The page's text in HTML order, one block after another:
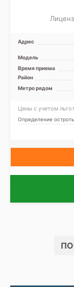
Адрес
Модель
Время приема
Район
Метро рядом
Цены с учетом
Определение